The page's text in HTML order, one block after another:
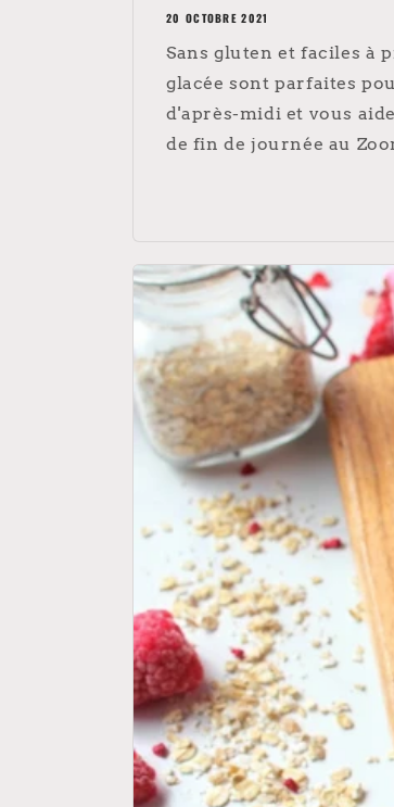
20 OCTOBRE 2021
Sans gluten et faciles à
glacée sont parfaites
d'après-midi et vous
de fin de journée au